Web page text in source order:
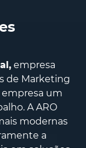
empresa
de Marketing
empresa um
A ARO
modernas
a